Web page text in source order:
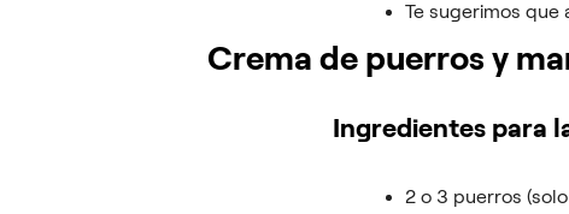
Te sugerimos que
Crema de puerros y
Ingredientes para
2 o 3 puerros